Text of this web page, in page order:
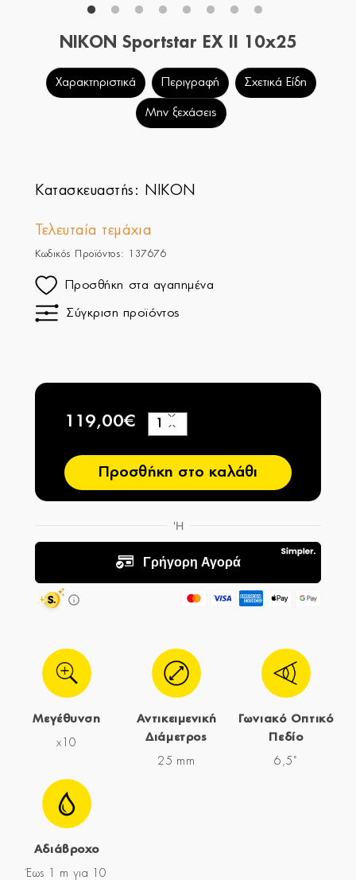
NIKON Sportstar EX II 10x25
Χαρακτηριστικά Περιγραφή Σχετικά Είδη
Μην ξεχάσεις
Κατασκευαστής: NIKON
Τελευταία τεμάχια
Κωδικός Προϊόντος: 137676
Προσθήκη στα αγαπημένα
Σύγκριση προϊόντος
119,00€
−
+
Προσθήκη στο καλάθι
Μεγέθυνση
x10
Αντικειμενική
Διάμετρος
25 mm
Γωνιακό Οπτικό
Πεδίο
6,5˚
Αδιάβροχο
Έως 1 m για 10